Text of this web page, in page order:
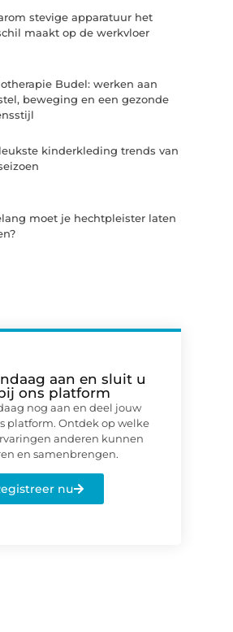
stevige apparatuur het
maakt op de werkvloer
Budel: werken aan
beweging en een gezonde
kinderkleding trends van
moet je hechtpleister laten
aan en sluit u
ons platform
nog aan en deel jouw
platform. Ontdek op welke
anderen kunnen
en samenbrengen.
nu